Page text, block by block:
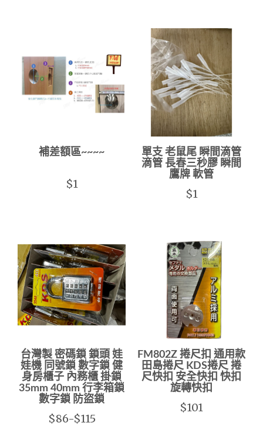
補差額區~~~~
$1
單支 老鼠尾 瞬間滴管
滴管 長春三秒膠 瞬間
鷹牌 軟管
$1
台灣製 密碼鎖 鎖頭 娃
娃機 同號鎖 數字鎖 健
身房櫃子 內務櫃 掛鎖
35mm 40mm 行李箱鎖
數字鎖 防盜鎖
$86-$115
FM802Z 捲尺扣 通用款
田島捲尺 KDS捲尺 捲
尺快扣 安全快扣 快扣
旋轉快扣
$101